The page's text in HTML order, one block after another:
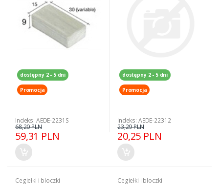
dostępny 2 - 5 dni
Promocja
Indeks: AEDE-2231S
59,31 PLN
68,20 PLN
dostępny 2 - 5 dni
Promocja
Indeks: AEDE-22312
20,25 PLN
23,29 PLN
Cegiełki i bloczki Cegiełki i bloczki